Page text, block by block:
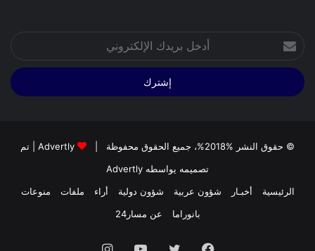
بريدك
الإلكتروني
© حقوق النشر %2018%، جميع الحقوق محفوظة | Advertly | تم
تصميمه يواسطه Advertly
الرئيسية
أخبـار شؤون عربية شؤون دولية أراء ملفات
منوعات
بانوراما
عن مسار24